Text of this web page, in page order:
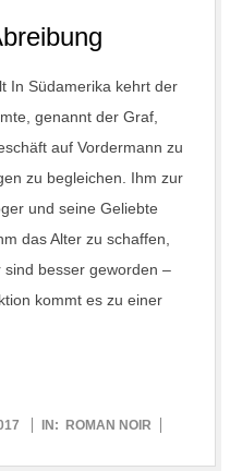
In Südamerika kehrt der
genannt der Graf,
auf Vordermann zu
zu begleichen. Ihm zur
und seine Geliebte
das Alter zu schaffen,
besser geworden –
kommt es zu einer
IN: ROMAN NOIR